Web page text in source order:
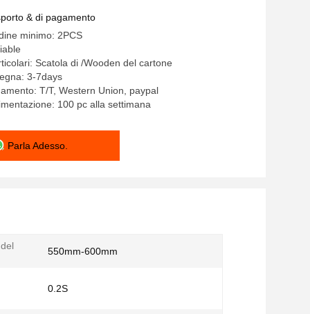
& di pagamento
minimo: 2PCS
Scatola di /Wooden del cartone
3-7days
T/T, Western Union, paypal
100 pc alla settimana
Parla Adesso.
550mm-600mm
0.2S